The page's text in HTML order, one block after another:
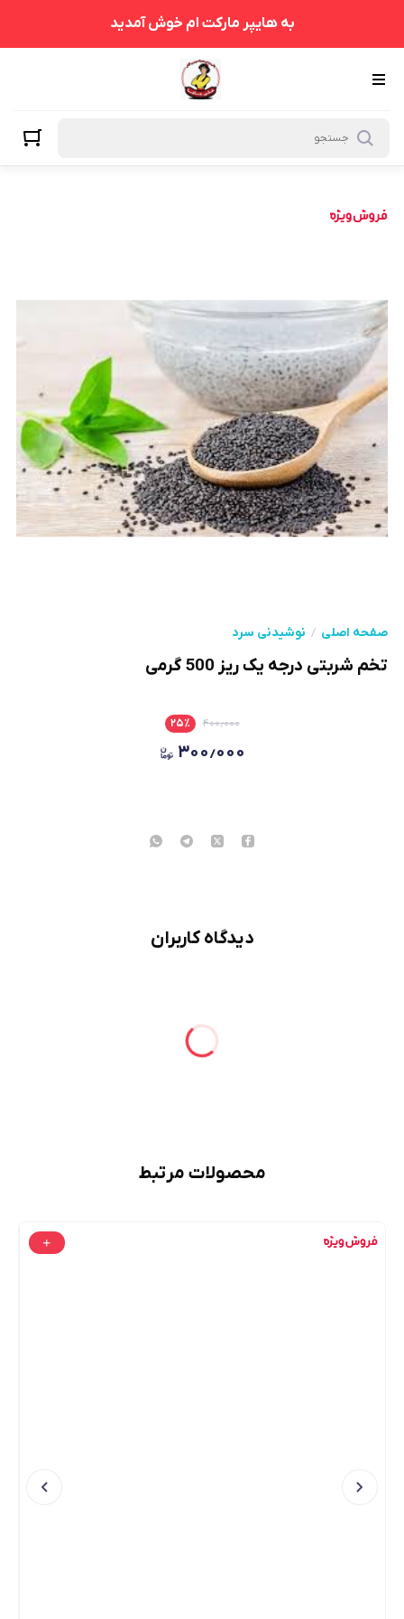
به هایپر مارکت ام خوش آمدید
صفحه اصلی نوشیدنی سرد
تخم شربتی درجه یک ریز 500 گرمی
۴۰۰٫۰۰۰ ۲۵٪
۳۰۰٫۰۰۰
دیدگاه کاربران
محصولات مرتبط